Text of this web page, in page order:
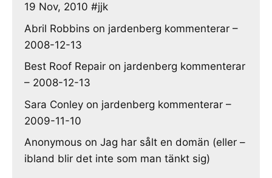
19 Nov, 2010 #jjk
Abril Robbins on jardenberg kommenterar –
2008-12-13
Best Roof Repair on jardenberg kommenterar
– 2008-12-13
Sara Conley on jardenberg kommenterar –
2009-11-10
Anonymous on Jag har sålt en domän (eller –
ibland blir det inte som man tänkt sig)